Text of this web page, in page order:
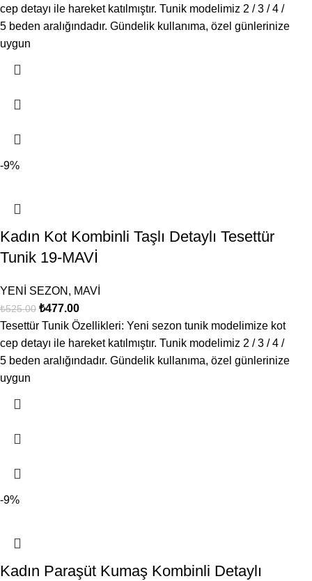
cep detayı ile hareket katılmıştır. Tunik modelimiz 2 / 3 / 4 /
5 beden aralığındadır. Gündelik kullanıma, özel günlerinize
uygun
-9%
Kadın Kot Kombinli Taşlı Detaylı Tesettür
Tunik 19-MAVİ
YENİ SEZON , MAVİ
₺525.00 ₺477.00
Tesettür Tunik Özellikleri: Yeni sezon tunik modelimize kot
cep detayı ile hareket katılmıştır. Tunik modelimiz 2 / 3 / 4 /
5 beden aralığındadır. Gündelik kullanıma, özel günlerinize
uygun
-9%
Kadın Paraşüt Kumaş Kombinli Detaylı